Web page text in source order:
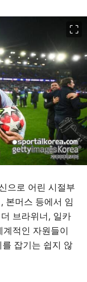
으로 어린 시절부
본머스 등에서 임
브라위너, 일카
적인 자원들이
잡기는 쉽지 않